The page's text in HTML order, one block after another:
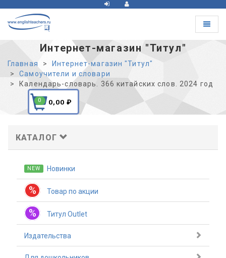
Toggle
Интернет-магазин "Титул"
Главная
Интернет-магазин "Титул"
Самоучители и словари
Календарь-словарь. 366 китайских слов. 2024 год
0 0,00 ₽
КАТАЛОГ
NEW Новинки
% Товар по акции
% Титул Outlet
Издательства